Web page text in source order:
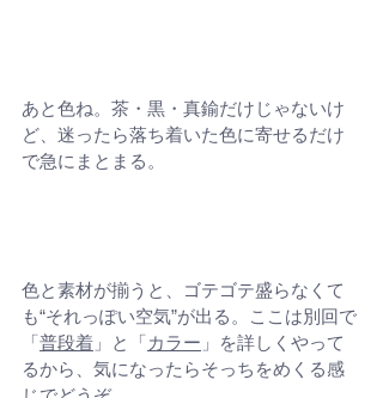
あと色ね。茶・黒・真鍮だけじゃないけ
ど、迷ったら落ち着いた色に寄せるだけ
で急にまとまる。
色と素材が揃うと、ゴテゴテ盛らなくて
も“それっぽい空気”が出る。ここは別回で
「普段着 」と「カラー 」を詳しくやって
るから、気になったらそっちをめくる感